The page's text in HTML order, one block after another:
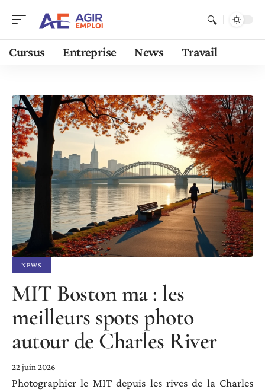
Cursus Entreprise News Travail
NEWS
MIT Boston ma : les
meilleurs spots photo
autour de Charles River
22 juin 2026
Photographier le MIT depuis les rives de la Charles